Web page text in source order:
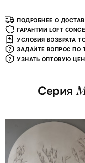
ПОДРОБНЕЕ О
ГАРАНТИИ LOFT
УСЛОВИЯ ВОЗВРАТА
ЗАДАЙТЕ ВОПРОС ПО
УЗНАТЬ ОПТОВУЮ
Серия